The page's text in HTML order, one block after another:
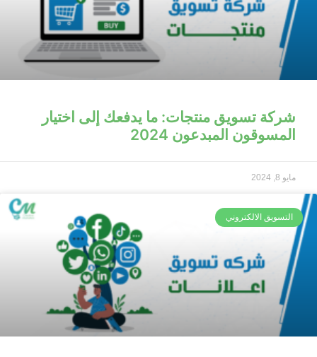
شركة تسويق منتجات: ما يدفعك إلى اختيار
المسوقون المبدعون 2024
مايو 8, 2024
التسويق الالكتروني